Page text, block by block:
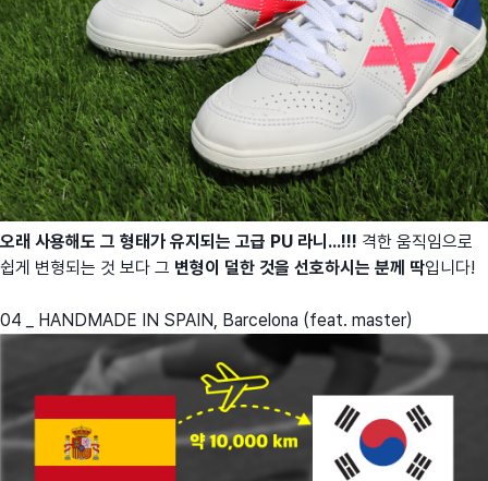
오래 사용해도 그 형태가 유지되는 고급 PU 라니...!!! 격한 움직임으로
쉽게 변형되는 것 보다 그 변형이 덜한 것을 선호하시는 분께 딱입니다!
04 _ HANDMADE IN SPAIN, Barcelona (feat. master)